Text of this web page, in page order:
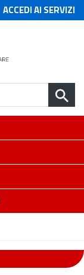
ACCEDI AI SERVIZI